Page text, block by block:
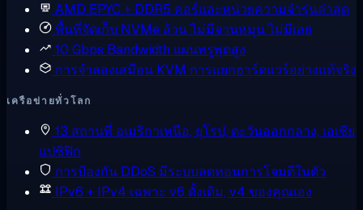
AMD EPYC + DDR5 คอร์และหน่วยความจำรุ่นล่าสุด
พื้นที่จัดเก็บ NVMe ล้วนไม่มีจานหมุน ไม่มีเลย
10 Gbps Bandwidth แผนทรูพุตสูง
การจำลองเสมือน KVM การแยกฮาร์ดแวร์อย่างแท้จริง
เครือข่ายทั่วโลก
13 สถานที่ อเมริกาเหนือ, ยุโรป, ตะวันออกกลาง, เอเชีย
แปซิฟิก
การป้องกัน DDoS มีระบบลดทอนการโจมตีในตัว
IPv6 + IPv4 เฉพาะ v6 ดั้งเดิม, v4 ของคุณเอง